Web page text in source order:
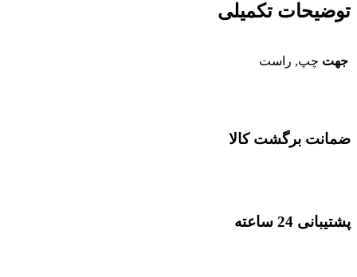
توضیحات تکمیلی
جهت چپ, راست
ضمانت برگشت کالا
پشتیبانی 24 ساعته